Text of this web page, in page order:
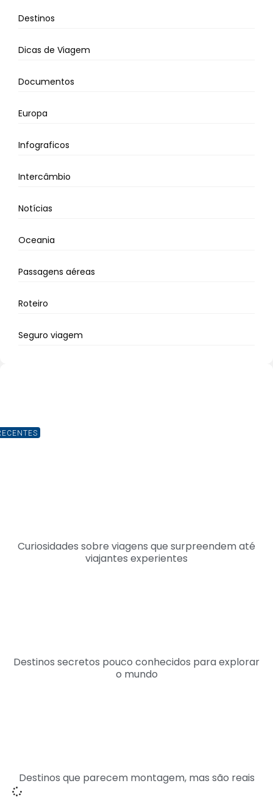
Destinos
Dicas de Viagem
Documentos
Europa
Infograficos
Intercâmbio
Notícias
Oceania
Passagens aéreas
Roteiro
Seguro viagem
Curiosidades sobre viagens que surpreendem até
viajantes experientes
Destinos secretos pouco conhecidos para explorar
o mundo
Destinos que parecem montagem, mas são reais